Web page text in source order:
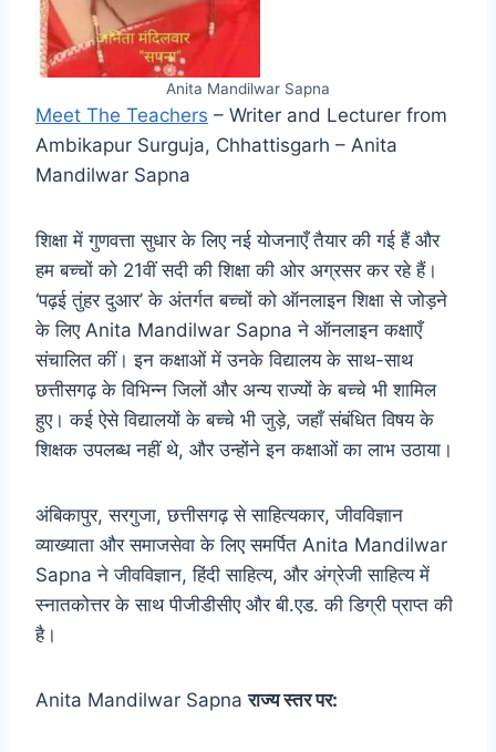
Anita Mandilwar Sapna
Meet The Teachers – Writer and Lecturer from
Ambikapur Surguja, Chhattisgarh – Anita
Mandilwar Sapna
शिक्षा में गुणवत्ता सुधार के लिए नई योजनाएँ तैयार की गई हैं और
हम बच्चों को 21वीं सदी की शिक्षा की ओर अग्रसर कर रहे हैं।
‘पढ़ई तुंहर दुआर’ के अंतर्गत बच्चों को ऑनलाइन शिक्षा से जोड़ने
के लिए Anita Mandilwar Sapna ने ऑनलाइन कक्षाएँ
संचालित कीं। इन कक्षाओं में उनके विद्यालय के साथ-साथ
छत्तीसगढ़ के विभिन्न जिलों और अन्य राज्यों के बच्चे भी शामिल
हुए। कई ऐसे विद्यालयों के बच्चे भी जुड़े, जहाँ संबंधित विषय के
शिक्षक उपलब्ध नहीं थे, और उन्होंने इन कक्षाओं का लाभ उठाया।
अंबिकापुर, सरगुजा, छत्तीसगढ़ से साहित्यकार, जीवविज्ञान
व्याख्याता और समाजसेवा के लिए समर्पित Anita Mandilwar
Sapna ने जीवविज्ञान, हिंदी साहित्य, और अंग्रेजी साहित्य में
स्नातकोत्तर के साथ पीजीडीसीए और बी.एड. की डिग्री प्राप्त की
है।
Anita Mandilwar Sapnaराज्य स्तर पर: